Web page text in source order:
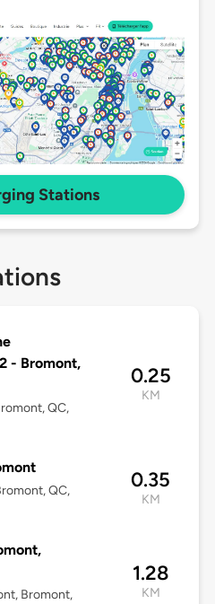
Stations
- Bromont,
QC,
0.25
KM
QC,
0.35
KM
Bromont,
1.28
KM